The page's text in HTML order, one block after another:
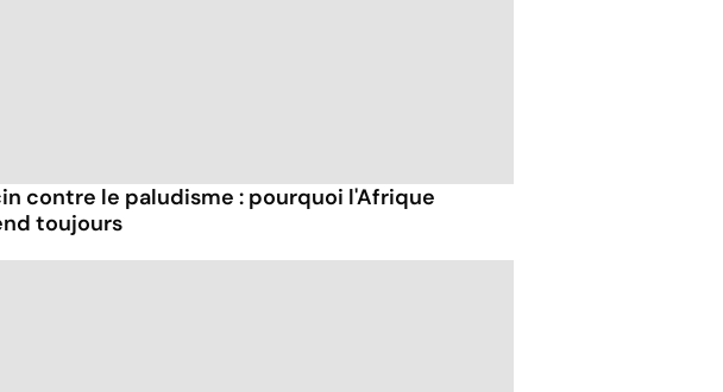
contre le paludisme : pourquoi l'Afrique
toujours